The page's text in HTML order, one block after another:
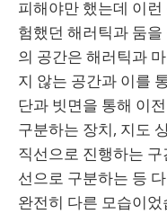
피해야만 했는데 이
험했던 해러틱과 둠
의 공간은 해러틱과
지 않는 공간과 이를
단과 빗면을 통해 이
구분하는 장치, 지도
직선으로 진행하는
선으로 구분하는 등
완전히 다른 모습이